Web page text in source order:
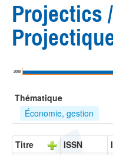
Listes
Recherche
EN
ES
?
Projectics
2008
Thématique
Économie, gestion
Titre ISSN